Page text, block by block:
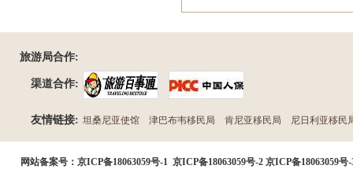
旅游局合作:
渠道合作:
友情链接: 坦桑尼亚使馆 津巴布韦移民局 肯尼亚移民局 尼日利亚移民
网站备案号： 京ICP备18063059号-1 京ICP备18063059号-2 京ICP备18063059号-